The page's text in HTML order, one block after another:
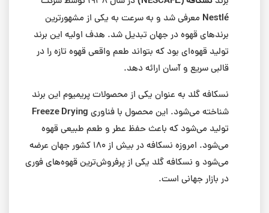
Nestlé معرفی شد و به سرعت به یکی از مشهورترین
برندهای قهوه در جهان تبدیل شد. هدف اولیه این برند
تولید قهوه‌ای بود که بتواند طعم واقعی قهوه تازه را در
قالبی سریع و آسان ارائه دهد.
نسکافه گلد به عنوان یکی از محصولات پریمیوم این برند
شناخته می‌شود. این محصول با فناوری Freeze Drying
تولید می‌شود که باعث حفظ عطر و طعم طبیعی قهوه
می‌شود. امروزه نسکافه در بیش از ۱۸۰ کشور جهان عرضه
می‌شود و نسکافه گلد یکی از پرفروش‌ترین قهوه‌های فوری
در بازار جهانی است.